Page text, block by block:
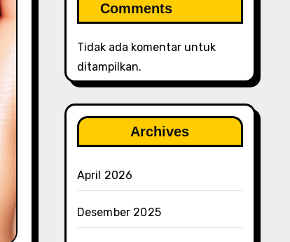
Comments
Tidak ada komentar untuk
ditampilkan.
Archives
April 2026
Desember 2025